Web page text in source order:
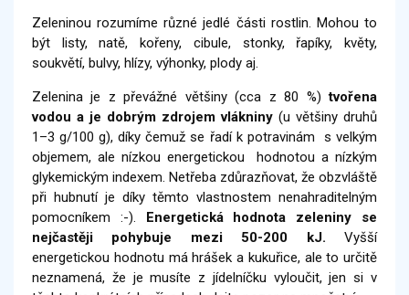
Zeleninou rozumíme různé jedlé části rostlin. Mohou to
být listy, natě, kořeny, cibule, stonky, řapíky, květy,
soukvětí, bulvy, hlízy, výhonky, plody aj.
Zelenina je z převážné většiny (cca z 80 %)tvořena
vodou a je dobrým zdrojemvlákniny (u většiny druhů
1–3 g/100 g), díky čemuž se řadí k potravinám s velkým
objemem, ale nízkou energetickou hodnotou a nízkým
glykemickým indexem. Netřeba zdůrazňovat, že obzvláště
při hubnutí je díky těmto vlastnostem nenahraditelným
pomocníkem :-). Energetická hodnota zeleniny se
nejčastěji pohybuje mezi 50-200 kJ. Vyšší
energetickou hodnotu má hrášek a kukuřice, ale to určitě
neznamená, že je musíte z jídelníčku vyloučit, jen si v